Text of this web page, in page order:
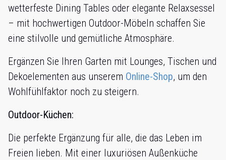
wetterfeste Dining Tables oder elegante Relaxsessel
– mit hochwertigen Outdoor-Möbeln schaffen Sie
eine stilvolle und gemütliche Atmosphäre.
Ergänzen Sie Ihren Garten mit Lounges, Tischen und
Dekoelementen aus unserem Online-Shop, um den
Wohlfühlfaktor noch zu steigern.
Outdoor-Küchen:
Die perfekte Ergänzung für alle, die das Leben im
Freien lieben. Mit einer luxuriösen Außenküche